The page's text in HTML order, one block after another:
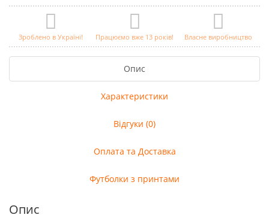
Зроблено в Україні! Працюємо вже 13 років! Власне виробництво
Опис
Характеристики
Відгуки (0)
Оплата та Доставка
Футболки з принтами
Опис